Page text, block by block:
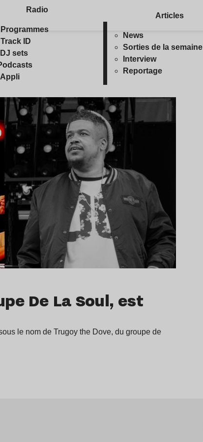
Radio
Programmes
Track ID
sets
Appli
Articles
News
Sorties de la semaine
Interview
Reportage
De La Soul, est
le nom de Trugoy the Dove, du groupe de